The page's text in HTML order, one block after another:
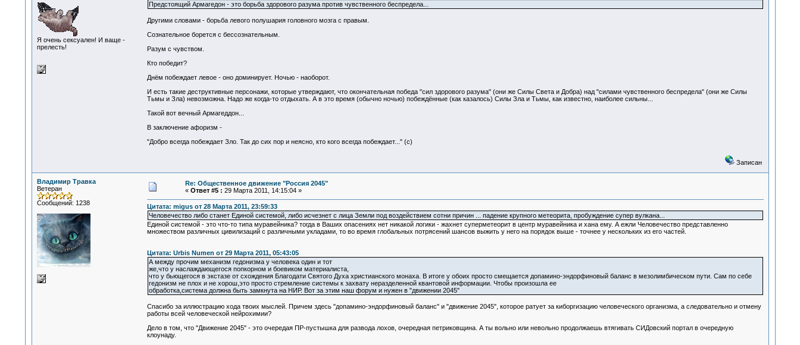
Я очень сексуален! И ваще -
прелесть!
Предстоящий Армагедон - это борьба здорового разума против чувственного беспредела...
Другими словами - борьба левого полушария головного мозга с правым.
Сознательное борется с бессознательным.
Разум с чувством.
Кто победит?
Днём побеждает левое - оно доминирует. Ночью - наоборот.
И есть такие деструктивные персонажи, которые утверждают, что окончательная победа "сил здорового разума" (они же Силы Света и Добра) над "силами чувственного беспредела" (они же Силы
Тьмы и Зла) невозможна. Надо же когда-то отдыхать. А в это время (обычно ночью) побеждённые (как казалось) Силы Зла и Тьмы, как известно, наиболее сильны...
Такой вот вечный Армагеддон...
В заключение афоризм -
"Добро всегда побеждает Зло. Так до сих пор и неясно, кто кого всегда побеждает..." (с)
Записан
Владимир Травка
Ветеран
Сообщений: 1238
Re: Общественное движение "Россия 2045"
« Ответ #5 : 29 Марта 2011, 14:15:04 »
Цитата: migus от 28 Марта 2011, 23:59:33
Человечество либо станет Единой системой, либо исчезнет с лица Земли под воздействием сотни причин ... падение крупного метеорита, пробуждение супер вулкана...
Единой системой - это что-то типа муравейника? тогда в Ваших опасениях нет никакой логики - жахнет суперметеорит в центр муравейника и хана ему. А ежли Человечество представленно
множеством различных цивилизаций с различными укладами, то во время глобальных потрясений шансов выжить у него на порядок выше - точнее у нескольких из его частей.
Цитата: Urbis Numen от 29 Марта 2011, 05:43:05
А между прочим механизм гедонизма у человека один и тот
же,что у наслаждающегося попкорном и боевиком материалиста,
что у бьющегося в экстазе от схождения Благодати Святого Духа христианского монаха. В итоге у обоих просто смещается допамино-эндорфиновый баланс в мезолимбическом пути. Сам по себе
гедонизм не плох и не хорош,это просто стремление системы к захвату неразделенной квантовой информации. Чтобы произошла ее
обработка,система должна быть замкнута на НИР. Вот за этим наш форум и нужен в "движении 2045"
Спасибо за иллюстрацию хода твоих мыслей. Причем здесь "допамино-эндорфиновый баланс" и "движение 2045", которое ратует за киборгизацию человеческого организма, а следовательно и отмену
работы всей человеческой нейрохимии?
Дело в том, что "Движение 2045" - это очередая ПР-пустышка для развода лохов, очередная петриковщина. А ты вольно или невольно продолжаешь втягивать СИДовский портал в очередную
клоунаду.